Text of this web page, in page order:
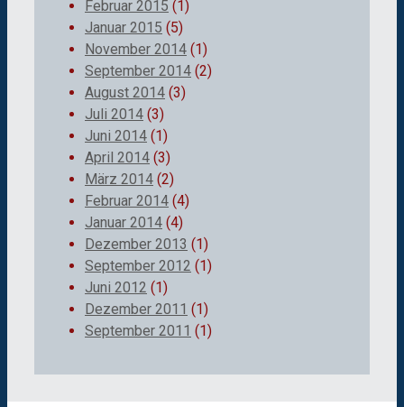
Februar 2015 (1)
Januar 2015 (5)
November 2014 (1)
September 2014 (2)
August 2014 (3)
Juli 2014 (3)
Juni 2014 (1)
April 2014 (3)
März 2014 (2)
Februar 2014 (4)
Januar 2014 (4)
Dezember 2013 (1)
September 2012 (1)
Juni 2012 (1)
Dezember 2011 (1)
September 2011 (1)